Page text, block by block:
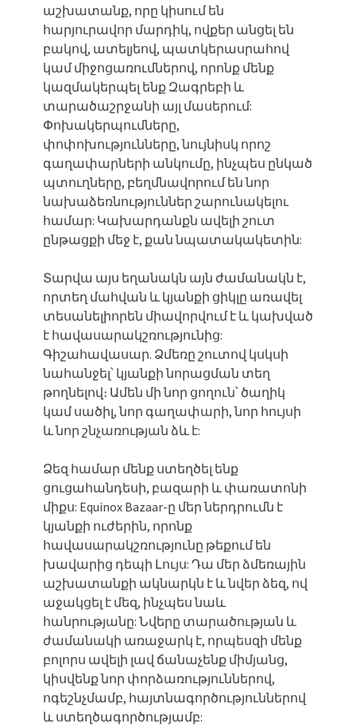
աշխատանք, որը կիսում են
հարյուրավոր մարդիկ, ովքեր անցել են
բակով, ատելյեով, պատկերասրահով
կամ միջոցառումներով, որոնք մենք
կազմակերպել ենք Զագրեբի և
տարածաշրջանի այլ մասերում:
Փոխակերպումները,
փոփոխությունները, նույնիսկ որոշ
գաղափարների անկումը, ինչպես ընկած
պտուղները, բեղմնավորում են նոր
նախաձեռնություններ շարունակելու
համար: Կախարդանքն ավելի շուտ
ընթացքի մեջ է, քան նպատակակետին:
Տարվա այս եղանակն այն ժամանակն է,
որտեղ մահվան և կյանքի ցիկլը առավել
տեսանելիորեն միավորվում է և կախված
է հավասարակշռությունից:
Գիշահավասար. Ձմեռը շուտով կսկսի
նահանջել՝ կյանքի նորացման տեղ
թողնելով։ Ամեն մի նոր ցողուն՝ ծաղիկ
կամ սածիլ, նոր գաղափարի, նոր հույսի
և նոր շնչառության ձև է:
Ձեզ համար մենք ստեղծել ենք
ցուցահանդեսի, բազարի և փառատոնի
միքս: Equinox Bazaar-ը մեր ներդրումն է
կյանքի ուժերին, որոնք
հավասարակշռությունը թեքում են
խավարից դեպի Լույս: Դա մեր ձմեռային
աշխատանքի ակնարկն է և նվեր ձեզ, ով
աջակցել է մեզ, ինչպես նաև
հանրությանը: Նվերը տարածության և
ժամանակի առաջարկ է, որպեսզի մենք
բոլորս ավելի լավ ճանաչենք միմյանց,
կիսվենք նոր փորձառություններով,
ոգեշնչմամբ, հայտնագործություններով
և ստեղծագործությամբ: